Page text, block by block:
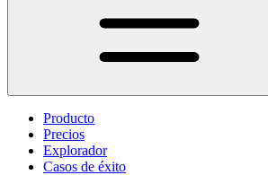
Producto
Precios
Explorador
Casos de éxito